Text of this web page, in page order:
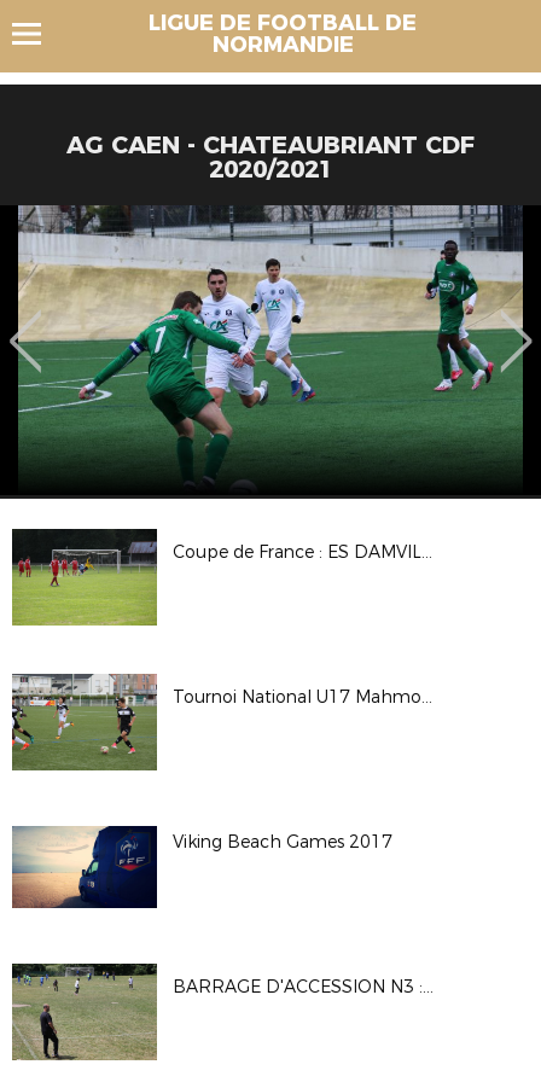
LIGUE DE FOOTBALL DE
NORMANDIE
AG CAEN - CHATEAUBRIANT CDF
2020/2021
Coupe de France : ES DAMVILLE 2-2 (Tab 3-5) CS BEAUMONT
Tournoi National U17 Mahmoud TIARCI - Saison 2017-2018
Viking Beach Games 2017
BARRAGE D'ACCESSION N3 : MATCH1